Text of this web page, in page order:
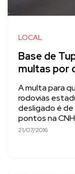
LOCAL
Base de
multas por
A multa para
rodovias
desligado é de
pontos na
21/07/2016